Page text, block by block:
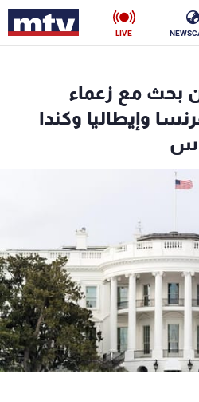
LIVE
بحث مع زعماء
وإيطاليا وكندا
رياضة